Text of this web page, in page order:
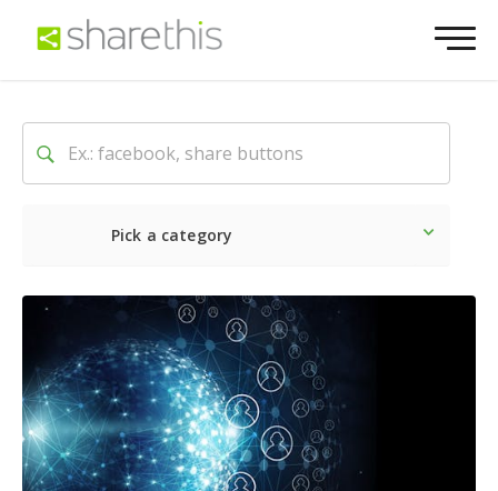
Pick a category
Latest Social